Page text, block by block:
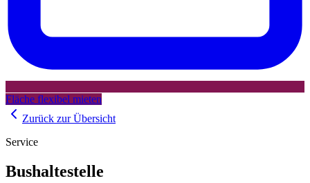
Fläche flexibel mieten
Zurück zur Übersicht
Service
Bushaltestelle